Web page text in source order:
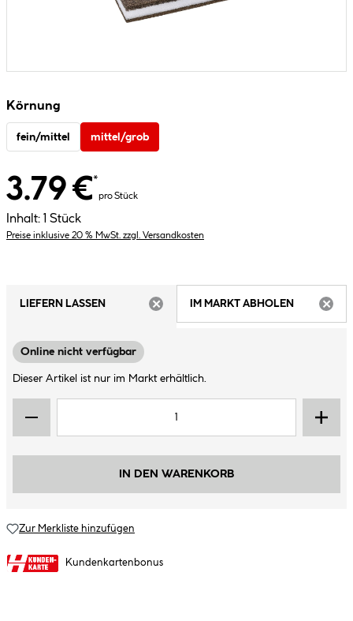
Körnung
fein/mittel mittel/grob
3.79 €*
pro Stück
Inhalt: 1 Stück
Preise inklusive 20 % MwSt. zzgl. Versandkosten
LIEFERN LASSEN
IM MARKT ABHOLEN
Online nicht verfügbar
Dieser Artikel ist nur im Markt erhältlich.
IN DEN WARENKORB
Zur Merkliste hinzufügen
Kundenkartenbonus